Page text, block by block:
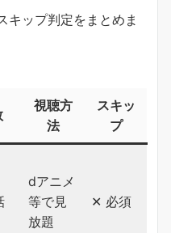
キップ判定をまとめま
視聴方
法
スキッ
プ
dアニメ
等で見
放題
✕ 必須